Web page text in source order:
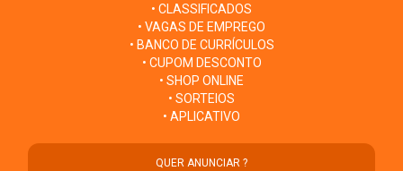
• CLASSIFICADOS
• VAGAS DE EMPREGO
• BANCO DE CURRÍCULOS
• CUPOM DESCONTO
• SHOP ONLINE
• SORTEIOS
• APLICATIVO
QUER ANUNCIAR ?